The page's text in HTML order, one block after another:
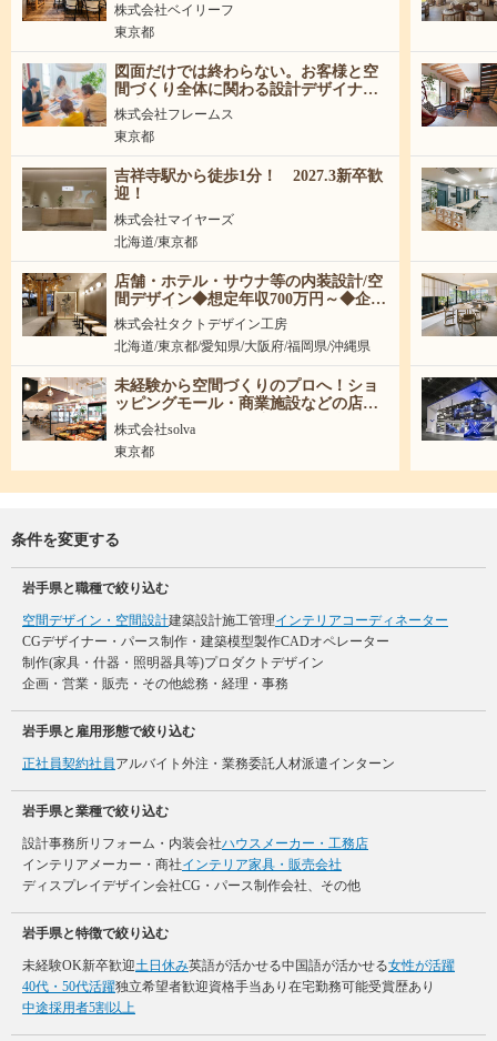
年収750万円／37歳（入社６年目）：月給42万
株式会社ベイリーフ
東京都
図面だけでは終わらない。お客様と空
間づくり全体に関わる設計デザイナー
｜未経験可
株式会社フレームス
東京都
吉祥寺駅から徒歩1分！ 2027.3新卒歓
迎！
株式会社マイヤーズ
北海道/東京都
店舗・ホテル・サウナ等の内装設計/空
間デザイン◆想定年収700万円～◆企
画・設計から引き渡しまで担当
株式会社タクトデザイン工房
北海道/東京都/愛知県/大阪府/福岡県/沖縄県
未経験から空間づくりのプロへ！ショ
ッピングモール・商業施設などの店舗
づくりを企画から引渡しまで担当する
空間ディレクター
株式会社solva
東京都
条件を変更する
岩手県と職種で絞り込む
空間デザイン・空間設計建築設計施工管理インテリアコーディネーター
CGデザイナー・パース制作・建築模型製作CADオペレーター
制作(家具・什器・照明器具等)プロダクトデザイン
企画・営業・販売・その他総務・経理・事務
岩手県と雇用形態で絞り込む
正社員契約社員アルバイト 外注・業務委託人材派遣インターン
岩手県と業種で絞り込む
設計事務所リフォーム・内装会社ハウスメーカー・工務店
インテリアメーカー・商社インテリア家具・販売会社
ディスプレイデザイン会社CG・パース制作会社、その他
岩手県と特徴で絞り込む
未経験OK新卒歓迎土日休み英語が活かせる中国語が活かせる女性が活躍
40代・50代活躍独立希望者歓迎資格手当あり 在宅勤務可能受賞歴あり
中途採用者5割以上